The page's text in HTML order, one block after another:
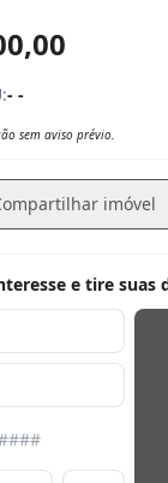
- -
sem aviso prévio.
imóvel
e tire suas